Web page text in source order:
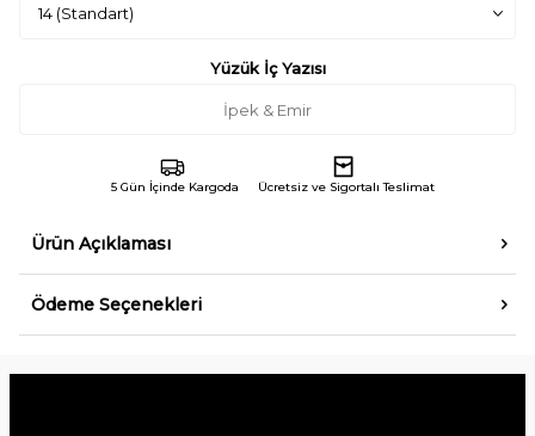
Yüzük İç Yazısı
5 Gün İçinde Kargoda Ücretsiz ve Sigortalı Teslimat
Ürün Açıklaması
Ödeme Seçenekleri